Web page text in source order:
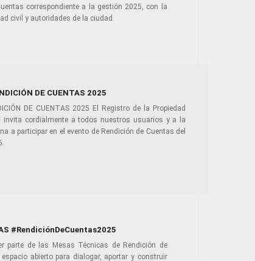
correspondiente a la gestión 2025, con la
civil y autoridades de la ciudad.
DE CUENTAS 2025
DE CUENTAS 2025 El Registro de la Propiedad
invita cordialmente a todos nuestros usuarios y a la
a participar en el evento de Rendición de Cuentas del
#RendiciónDeCuentas2025
parte de las Mesas Técnicas de Rendición de
abierto para dialogar, aportar y construir